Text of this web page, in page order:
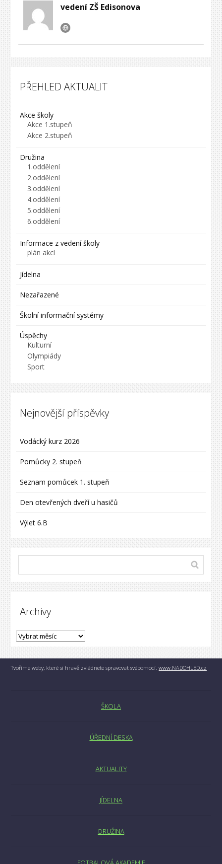
vedení ZŠ Edisonova
PŘEHLED AKTUALIT
Akce školy
Akce 1.stupeň
Akce 2.stupeň
Družina
1.oddělení
2.oddělení
3.oddělení
4.oddělení
5.oddělení
6.oddělení
Informace z vedení školy
plán akcí
Jídelna
Nezařazené
Školní informační systémy
Úspěchy
Kulturní
Olympiády
Sport
Nejnovější příspěvky
Vodácký kurz 2026
Pomůcky 2. stupeň
Seznam pomůcek 1. stupeň
Den otevřených dveří u hasičů
Výlet 6.B
Archivy
Tvoříme weby, které si hravě zvládnete spravovat svépomocí.www.NADOHLED.cz
ŠKOLA
ÚŘEDNÍ DESKA
AKTUALITY
JÍDELNA
DRUŽINA